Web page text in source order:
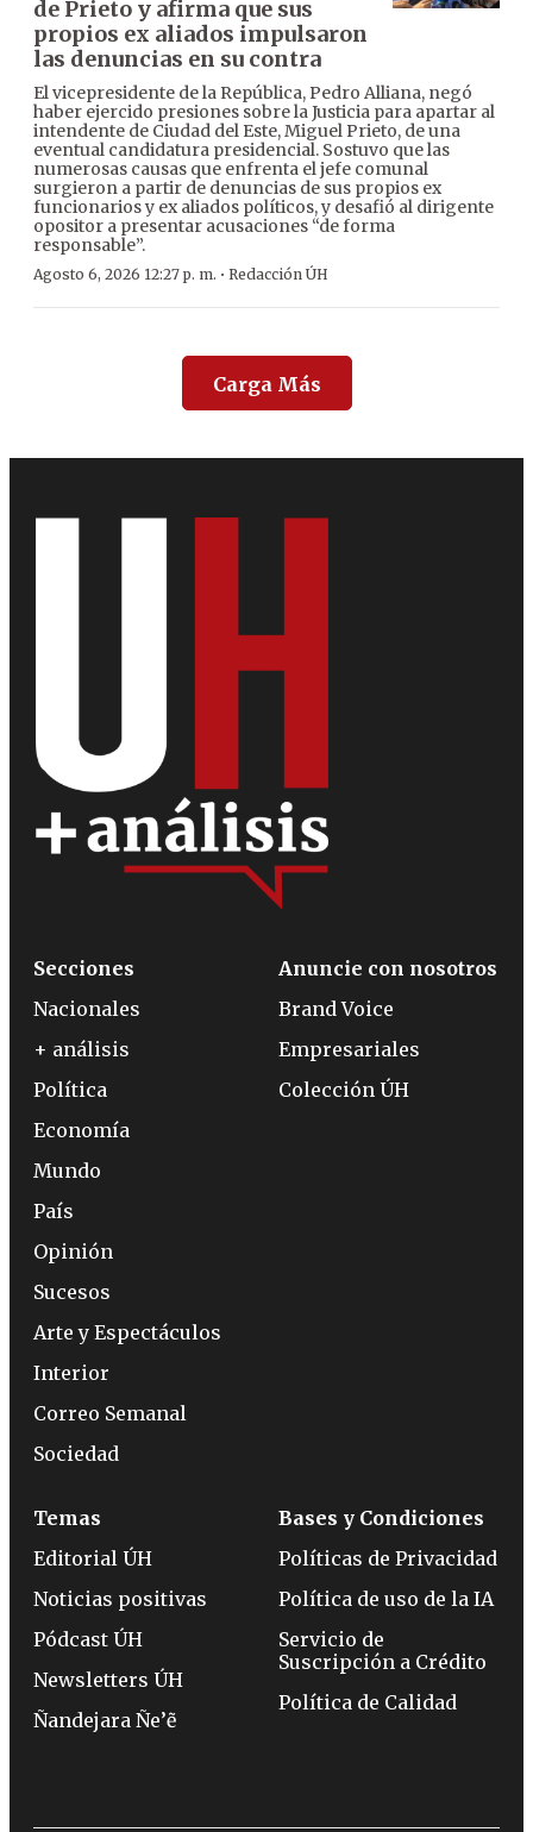
de Prieto y afirma que sus
propios ex aliados impulsaron
las denuncias en su contra
El vicepresidente de la República, Pedro Alliana, negó
haber ejercido presiones sobre la Justicia para apartar al
intendente de Ciudad del Este, Miguel Prieto, de una
eventual candidatura presidencial. Sostuvo que las
numerosas causas que enfrenta el jefe comunal
surgieron a partir de denuncias de sus propios ex
funcionarios y ex aliados políticos, y desafió al dirigente
opositor a presentar acusaciones “de forma
responsable”.
Agosto 6, 2026 12:27 p. m. · Redacción ÚH
Carga Más
Secciones
Nacionales
+ análisis
Política
Economía
Mundo
País
Opinión
Sucesos
Arte y Espectáculos
Interior
Correo Semanal
Sociedad
Anuncie con nosotros
Brand Voice
Empresariales
Colección ÚH
Temas
Editorial ÚH
Noticias positivas
Pódcast ÚH
Newsletters ÚH
Ñandejara Ñe’ẽ
Bases y Condiciones
Políticas de Privacidad
Política de uso de la IA
Servicio de
Suscripción a Crédito
Política de Calidad